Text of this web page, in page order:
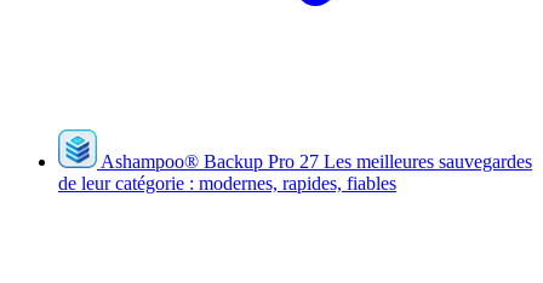
Ashampoo® Backup Pro 27 Les meilleures sauvegardes
de leur catégorie : modernes, rapides, fiables